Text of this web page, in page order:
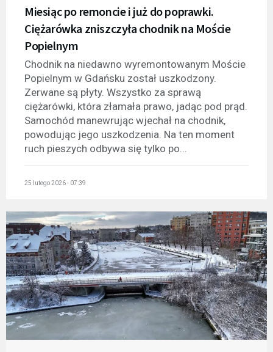
Miesiąc po remoncie i już do poprawki.
Ciężarówka zniszczyła chodnik na Moście
Popielnym
Chodnik na niedawno wyremontowanym Moście
Popielnym w Gdańsku został uszkodzony.
Zerwane są płyty. Wszystko za sprawą
ciężarówki, która złamała prawo, jadąc pod prąd.
Samochód manewrując wjechał na chodnik,
powodując jego uszkodzenia. Na ten moment
ruch pieszych odbywa się tylko po...
25 lutego 2026 - 07:39